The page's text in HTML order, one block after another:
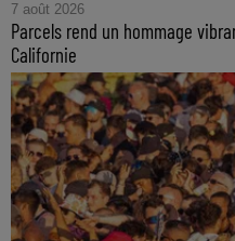
7 août 2026
Parcels rend un hommage
Californie